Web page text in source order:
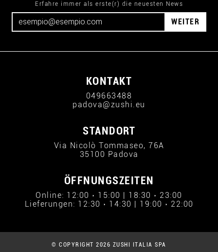
Erfahre immer als erste(r) die neuesten News
WEITER
KONTAKT
049663488
padova@zushi.eu
STANDORT
Via Nicolò Tommaseo, 76A
35100 Padova
ÖFFNUNGSZEITEN
Online: 12:00 › 15:00 | 18:30 › 23:00
Lieferungen: 12:30 › 14:30 | 19:00 › 22:00
© COPYRIGHT 2026 ZUSHI ITALIA SPA